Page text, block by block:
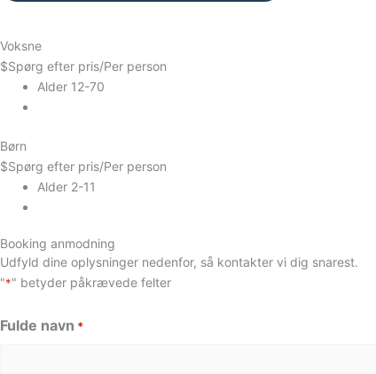
Voksne
$Spørg efter pris/Per person
Alder 12-70
Børn
$Spørg efter pris/Per person
Alder 2-11
Booking anmodning
Udfyld dine oplysninger nedenfor, så kontakter vi dig snarest.
"*" betyder påkrævede felter
Fulde navn *